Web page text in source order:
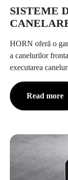
SISTEME
HORN oferă o
a canelurilor
executarea
Read more